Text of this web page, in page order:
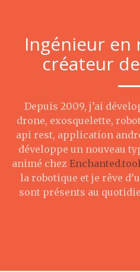
Ingénieur
créateur
Depuis 2009, j’ai
drone, exosquelette,
api rest, application
développe un nouveau
animé chez
la robotique et je rêve
sont présents au